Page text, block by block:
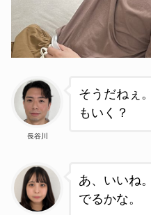
長谷川
そうだねぇ
もいく？
あ、いいね
でるかな。